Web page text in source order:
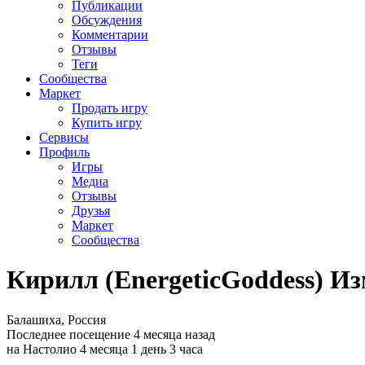
Публикации
Обсуждения
Комментарии
Отзывы
Теги
Сообщества
Маркет
Продать игру
Купить игру
Сервисы
Профиль
Игры
Медиа
Отзывы
Друзья
Маркет
Сообщества
Кирилл (EnergeticGoddess)
Балашиха, Россия
Последнее посещение 4 месяца назад
на Настолио 4 месяца 1 день 3 часа